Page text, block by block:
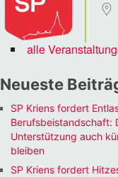
alle
Neueste
SP Kriens fordert
Berufsbeistandschaft:
Unterstützung auch
bleiben
SP Kriens fordert